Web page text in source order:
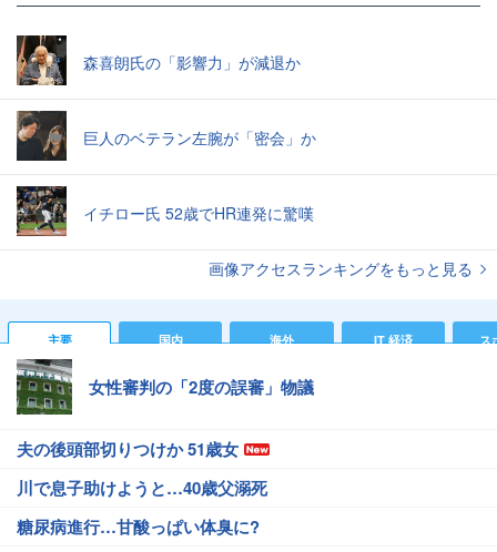
森喜朗氏の「影響力」が減退か
巨人のベテラン左腕が「密会」か
イチロー氏 52歳でHR連発に驚嘆
画像アクセスランキングをもっと見る
主要 国内 海外 IT 経済 ス
女性審判の「2度の誤審」物議
夫の後頭部切りつけか 51歳女
川で息子助けようと…40歳父溺死
糖尿病進行…甘酸っぱい体臭に?